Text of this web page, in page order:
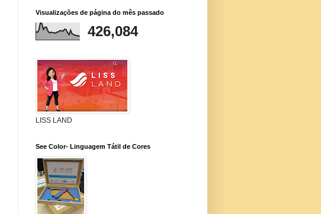
Visualizações de página do mês passado
426,084
LISS LAND
See Color- Linguagem Tátil de Cores